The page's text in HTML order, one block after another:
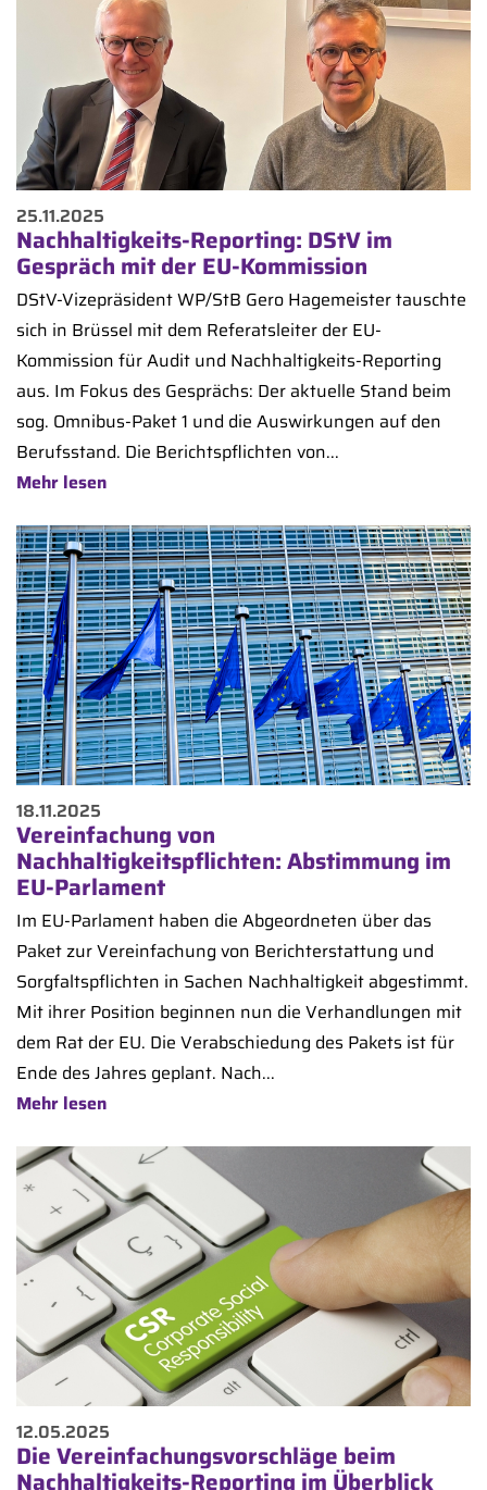
25.11.2025
Nachhaltigkeits-Reporting: DStV im
Gespräch mit der EU-Kommission
DStV-Vizepräsident WP/StB Gero Hagemeister tauschte
sich in Brüssel mit dem Referatsleiter der EU-
Kommission für Audit und Nachhaltigkeits-Reporting
aus. Im Fokus des Gesprächs: Der aktuelle Stand beim
sog. Omnibus-Paket 1 und die Auswirkungen auf den
Berufsstand. Die Berichtspflichten von...
Mehr lesen
18.11.2025
Vereinfachung von
Nachhaltigkeitspflichten: Abstimmung im
EU-Parlament
Im EU-Parlament haben die Abgeordneten über das
Paket zur Vereinfachung von Berichterstattung und
Sorgfaltspflichten in Sachen Nachhaltigkeit abgestimmt.
Mit ihrer Position beginnen nun die Verhandlungen mit
dem Rat der EU. Die Verabschiedung des Pakets ist für
Ende des Jahres geplant. Nach...
Mehr lesen
12.05.2025
Die Vereinfachungsvorschläge beim
Nachhaltigkeits-Reporting im Überblick